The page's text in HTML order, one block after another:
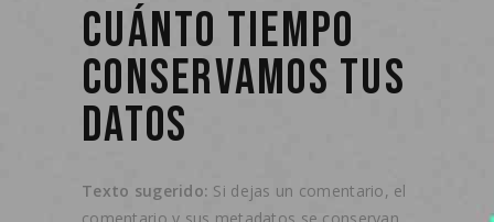
CUÁNTO TIEMPO
CONSERVAMOS TUS
DATOS
Texto sugerido: Si dejas un comentario, el